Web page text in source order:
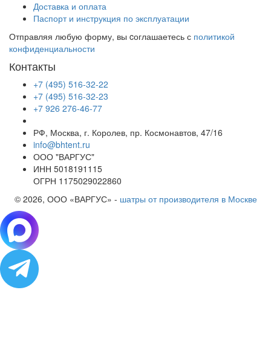
Доставка и оплата
Паспорт и инструкция по эксплуатации
Отправляя любую форму, вы cоглашаетесь с политикой
конфиденциальности
Контакты
+7 (495) 516-32-22
+7 (495) 516-32-23
+7 926 276-46-77
РФ, Москва, г. Королев, пр. Космонавтов, 47/16
info@bhtent.ru
ООО "ВАРГУС"
ИНН 5018191115
ОГРН 1175029022860
© 2026, ООО «ВАРГУС» - шатры от производителя в Москве